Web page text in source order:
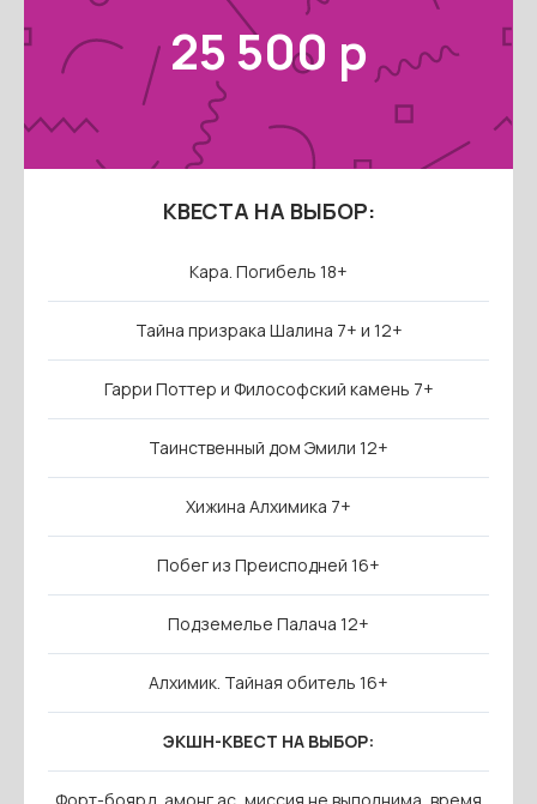
25 500 р
КВЕСТА НА ВЫБОР:
Кара. Погибель 18+
Тайна призрака Шалина 7+ и 12+
Гарри Поттер и Философский камень 7+
Таинственный дом Эмили 12+
Хижина Алхимика 7+
Побег из Преисподней 16+
Подземелье Палача 12+
Алхимик. Тайная обитель 16+
ЭКШН-КВЕСТ НА ВЫБОР: